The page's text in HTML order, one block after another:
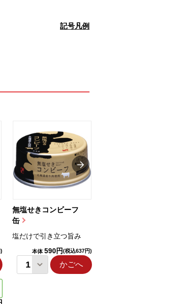
記号凡例
無塩せきコンビーフ
缶
塩だけで引き立つ旨み
本体 590円(税込637円)
かごへ